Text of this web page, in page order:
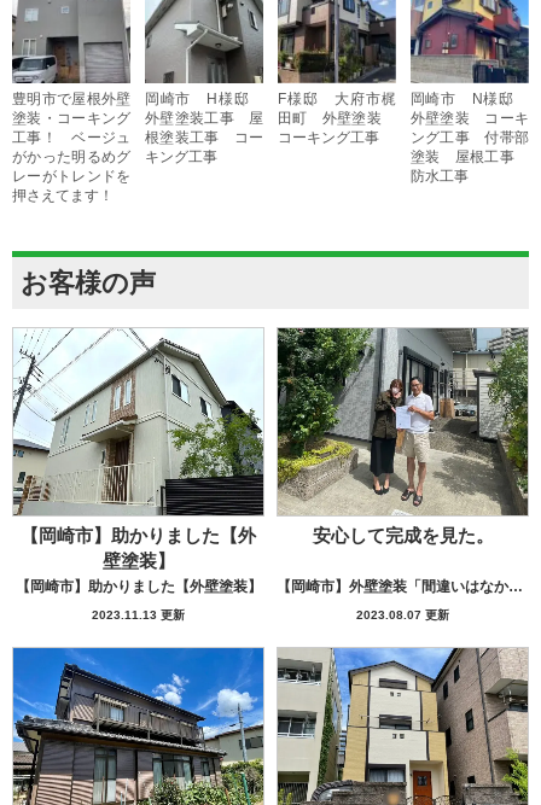
豊明市で屋根外壁
塗装・コーキング
工事！ ベージュ
がかった明るめグ
レーがトレンドを
押さえてます！
岡崎市 H様邸
外壁塗装工事 屋
根塗装工事 コー
キング工事
F様邸 大府市梶
田町 外壁塗装
コーキング工事
岡崎市 N様邸
外壁塗装 コーキ
ング工事 付帯部
塗装 屋根工事
防水工事
お客様の声
【岡崎市】助かりました【外
壁塗装】
【岡崎市】助かりました【外壁塗装】
2023.11.13 更新
安心して完成を見た。
【岡崎市】外壁塗装「間違いはなかった」
2023.08.07 更新